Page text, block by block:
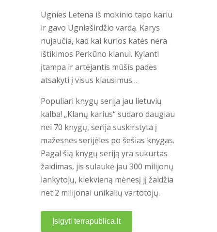
Ugnies Letena iš mokinio tapo kariu
ir gavo Ugniaširdžio vardą. Karys
nujaučia, kad kai kurios katės nėra
ištikimos Perkūno klanui. Kylanti
įtampa ir artėjantis mūšis padės
atsakyti į visus klausimus…
Populiari knygų serija jau lietuvių
kalba! „Klanų karius“ sudaro daugiau
nei 70 knygų, serija suskirstyta į
mažesnes serijėles po šešias knygas.
Pagal šią knygų seriją yra sukurtas
žaidimas, jis sulaukė jau 300 milijonų
lankytojų, kiekvieną mėnesį jį žaidžia
net 2 milijonai unikalių vartotojų.
Įsigyti terrapublica.lt